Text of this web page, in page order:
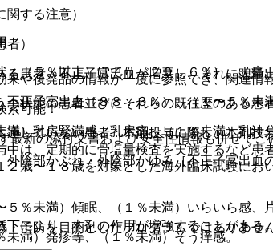
する注意）
）
患者：不正子宮出血が増悪し、まれに大量
状態の患者並びにそれらの既往歴のある患
していない患者：本剤投与に際し、本剤投
中は、定期的に骨塩量検査を実施するなど
２歳〜１８歳を対象とした海外臨床試験に
下により、本剤の作用が増強することがある
（５％以上）ほてり（２０．６％）、頭痛
正子宮出血（８８．３％）、（１〜５％未
）乳房緊満感、乳房痛、（１％未満）乳汁
陰部かぶれ・外陰部かゆみ［不正子宮出血
％未満）傾眠、（１％未満）いらいら感、
満）発疹等、（１％未満）そう痒感。
果や後発品の情報が一度に参照でき、関連情
索可能！
最新の添付文書および安全性情報も併せてご
予防を目的としたプログラムではありませ